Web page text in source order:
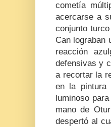
cometía
acercarse a
conjunto
Can lograban
reacción
defensivas y
a recortar la
en la pintura
luminoso
mano de
despertó al